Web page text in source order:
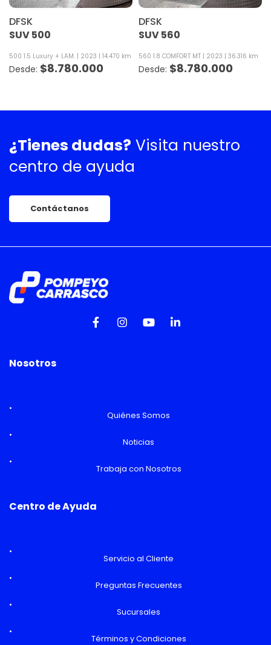
DFSK
SUV 500
500 1.5 Luxury + LAM. 2023 14.470 km
$8.780.000
DFSK
SUV 560
560 1.8 COMFORT MT 2023 36.316 km
$8.780.000
¿Tienes dudas? Visita nuestro
centro de ayuda
Contáctanos
Nosotros
Quiénes Somos
Noticias
Trabaja con Nosotros
Centro de Ayuda
Servicio al Cliente
Preguntas Frecuentes
Sucursales
Términos y Condiciones